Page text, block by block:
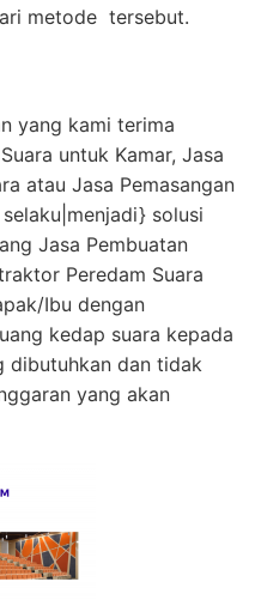
metode tersebut.
yang kami terima
untuk Kamar, Jasa
atau Jasa Pemasangan
solusi
Jasa Pembuatan
Peredam Suara
Ibu dengan
kedap suara kepada
dibutuhkan dan tidak
yang akan